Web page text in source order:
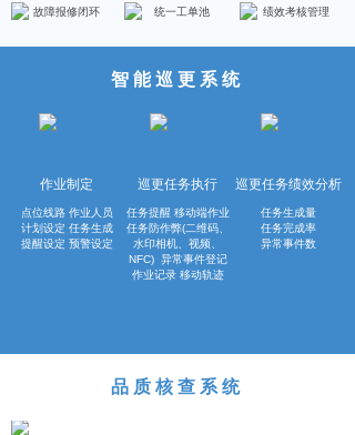
统一工单池 绩效考核管理
故障报修闭环
任务生成量
任务完成率
异常事件数
巡更任务绩效分析
智能巡更系统
作业制定
点位线路 作业人员
计划设定 任务生成
提醒设定 预警设定
巡更任务执行
任务提醒 移动端作业
任务防作弊(二维码、
水印相机、视频、
NFC) 异常事件登记
作业记录 移动轨迹
品质核查系统